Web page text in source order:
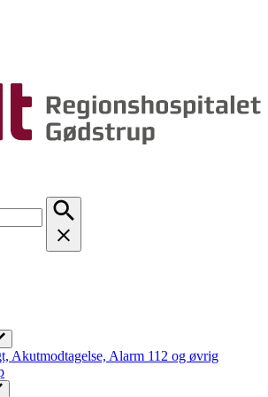
Akutmodtagelse, Alarm 112 og øvrig